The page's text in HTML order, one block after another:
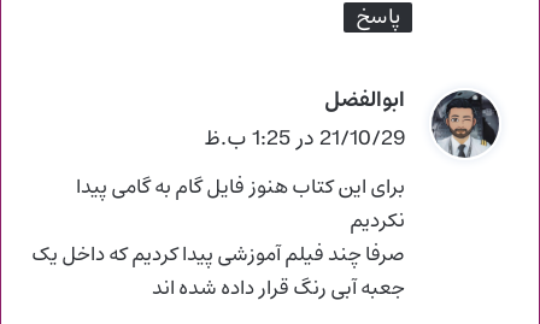
پاسخ
ابوالفضل
ف
ت
21/10/29 در 1:25 ب.ظ
برای این کتاب هنوز فایل گام به گامی پیدا
نکردیم
صرفا چند فیلم آموزشی پیدا کردیم که داخل یک
جعبه آبی رنگ قرار داده شده اند